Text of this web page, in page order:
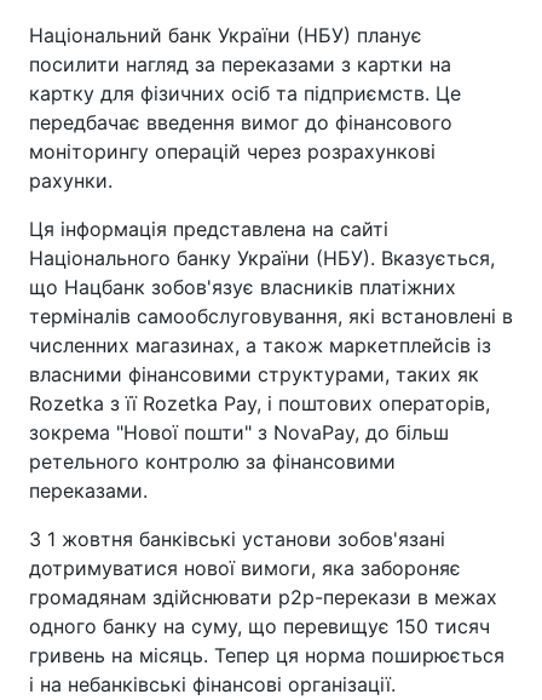
Національний банк України (НБУ) планує
посилити нагляд за переказами з картки на
картку для фізичних осіб та підприємств. Це
передбачає введення вимог до фінансового
моніторингу операцій через розрахункові
рахунки.
Ця інформація представлена на сайті
Національного банку України (НБУ). Вказується,
що Нацбанк зобов'язує власників платіжних
терміналів самообслуговування, які встановлені в
численних магазинах, а також маркетплейсів із
власними фінансовими структурами, таких як
Rozetka з її Rozetka Pay, і поштових операторів,
зокрема "Нової пошти" з NovaPay, до більш
ретельного контролю за фінансовими
переказами.
З 1 жовтня банківські установи зобов'язані
дотримуватися нової вимоги, яка забороняє
громадянам здійснювати p2p-перекази в межах
одного банку на суму, що перевищує 150 тисяч
гривень на місяць. Тепер ця норма поширюється
і на небанківські фінансові організації.